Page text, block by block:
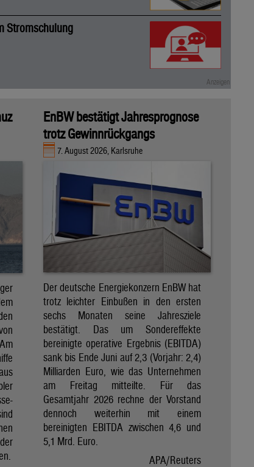
Stromschulung
EnBW bestätigt Jahresprognose
trotz Gewinnrückgangs
7. August 2026, Karlsruhe
Der deutsche Energiekonzern EnBW hat
trotz leichter Einbußen in den ersten
sechs Monaten seine Jahresziele
bestätigt. Das um Sondereffekte
bereinigte operative Ergebnis (EBITDA)
sank bis Ende Juni auf 2,3 (Vorjahr: 2,4)
Milliarden Euro, wie das Unternehmen
am Freitag mitteilte. Für das
Gesamtjahr 2026 rechne der Vorstand
dennoch weiterhin mit einem
bereinigten EBITDA zwischen 4,6 und
5,1 Mrd. Euro.
APA/Reuters